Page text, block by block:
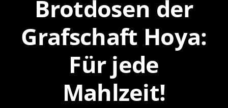
Werbetechnik
Digitales
Brotdosen der
Grafschaft Hoya:
Für jede
Mahlzeit!